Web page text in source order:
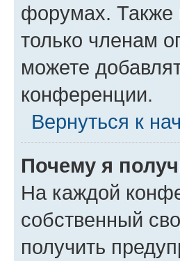
форумах. Также
только членам
можете
конференции.
Вернуться к
Почему я
На каждой
собственный
получить